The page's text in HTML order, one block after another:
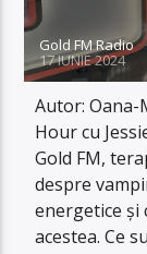
Gold FM Radio
17 IUNIE 2024
Autor: Oana-
Hour cu
Gold FM,
despre
energetice și
acestea. Ce